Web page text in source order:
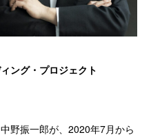
ング・プロジェクト
野振一郎が、2020年7月から